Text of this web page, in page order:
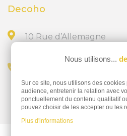
Decoho
10 Rue d’Allemagne
02 28 23 15 32
Nous utilisons...
Sur ce site, nous utilisons des cookies
audience, entretenir la relation avec
ponctuellement du contenu qualitatif
pouvez choisir de les accepter ou les
Plus d'informations